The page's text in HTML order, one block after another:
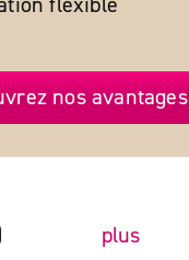
nos avantages
plus